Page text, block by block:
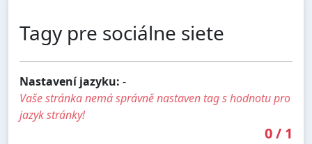
Tagy pre sociálne siete
Nastavení jazyku: -
Vaše stránka nemá správně nastaven tag s hodnotu pro
jazyk stránky!
0/ 1